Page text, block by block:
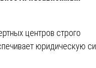
центров строго
юридическую